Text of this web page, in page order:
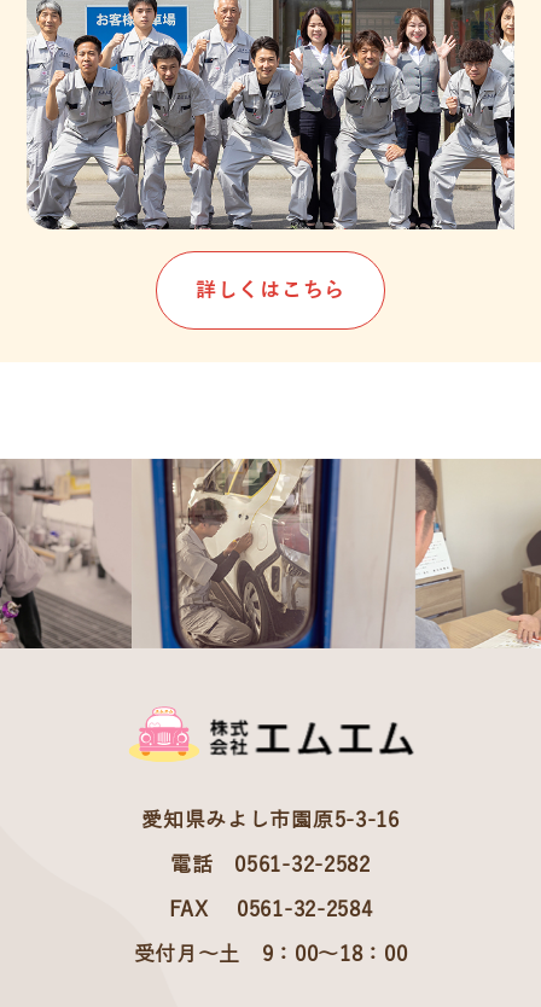
詳しくはこちら
愛知県みよし市園原5-3-16
電話 0561-32-2582
FAX 0561-32-2584
受付月～土 9：00～18：00